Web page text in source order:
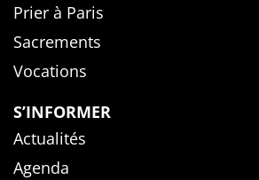
Prier à Paris
Sacrements
Vocations
S’INFORMER
Actualités
Agenda